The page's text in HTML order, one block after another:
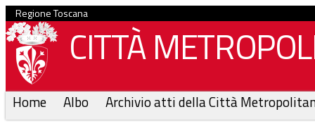
Regione Toscana
CITTÀ
Home Albo Archivio atti della Città